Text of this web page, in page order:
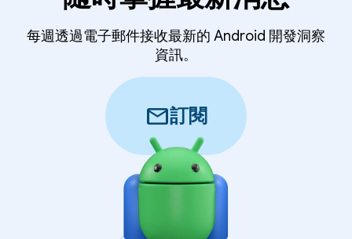
每週透過電子郵件接收最新的 Android 開發洞察
資訊。
mail訂閱